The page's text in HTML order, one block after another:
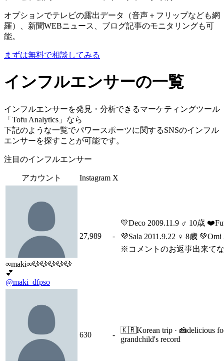
オプションでテレビの露出データ（音声＋フリップなども網
羅）、新聞WEBニュース、ブログ記事のモニタリングも可
能。
まずは無料で相談してみる
インフルエンサーの一覧
インフルエンサーを発見・分析できるマーケティングツール
「Tofu Analytics」なら
下記のような一覧でパワースポーツに関するSNSのインフル
エンサーを探すことが可能です。
注目のインフルエンサー
アカウント Instagram X
∞maki∞🐶🐶🐶🐶🐶
💕
@maki_dfpso
27,989 -
💙Deco 2009.11.9 ♂ 10歳
💜Sala 2011.9.22 ♀ 8歳
※コメントのお返事出来て
630 -
🇰🇷Korean trip · 🍰delicious
grandchild's record